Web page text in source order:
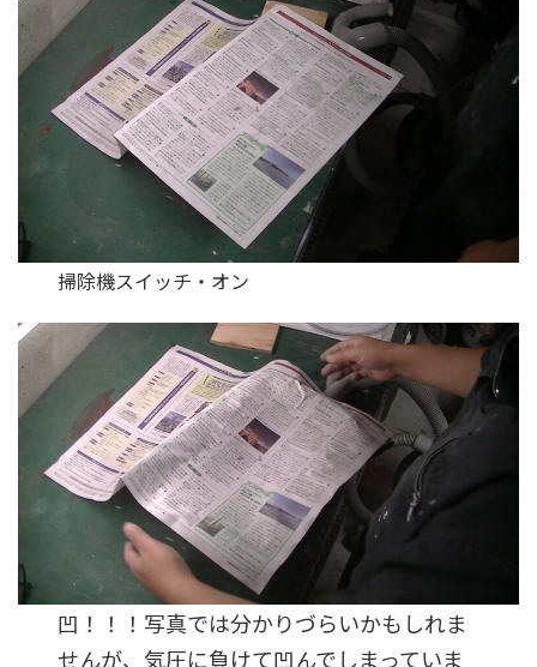
掃除機スイッチ・オン
凹！！！写真では分かりづらいかもしれま
せんが、気圧に負けて凹んでしまっていま